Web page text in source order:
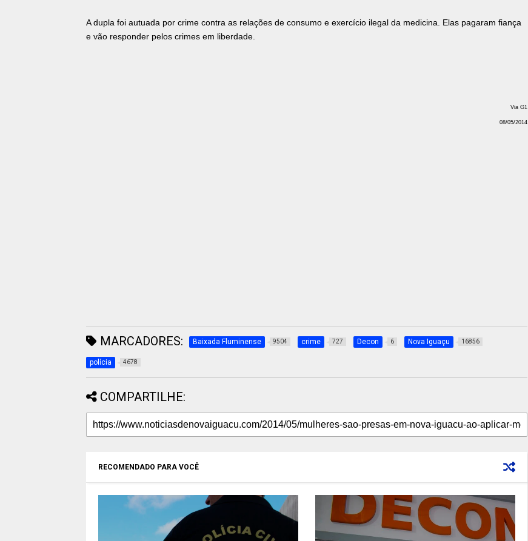
A dupla foi autuada por crime contra as relações de consumo e exercício ilegal da medicina. Elas pagaram fiança
e vão responder pelos crimes em liberdade.
Via G1
08/05/2014
MARCADORES: Baixada Fluminense 9504 crime 727 Decon 6 Nova Iguaçu 16856
polícia 4678
COMPARTILHE:
RECOMENDADO PARA VOCÊ